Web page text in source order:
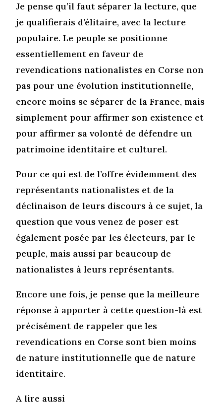
Je pense qu’il faut séparer la lecture, que
je qualifierais d’élitaire, avec la lecture
populaire. Le peuple se positionne
essentiellement en faveur de
revendications nationalistes en Corse non
pas pour une évolution institutionnelle,
encore moins se séparer de la France, mais
simplement pour affirmer son existence et
pour affirmer sa volonté de défendre un
patrimoine identitaire et culturel.
Pour ce qui est de l’offre évidemment des
représentants nationalistes et de la
déclinaison de leurs discours à ce sujet, la
question que vous venez de poser est
également posée par les électeurs, par le
peuple, mais aussi par beaucoup de
nationalistes à leurs représentants.
Encore une fois, je pense que la meilleure
réponse à apporter à cette question-là est
précisément de rappeler que les
revendications en Corse sont bien moins
de nature institutionnelle que de nature
identitaire.
A lire aussi